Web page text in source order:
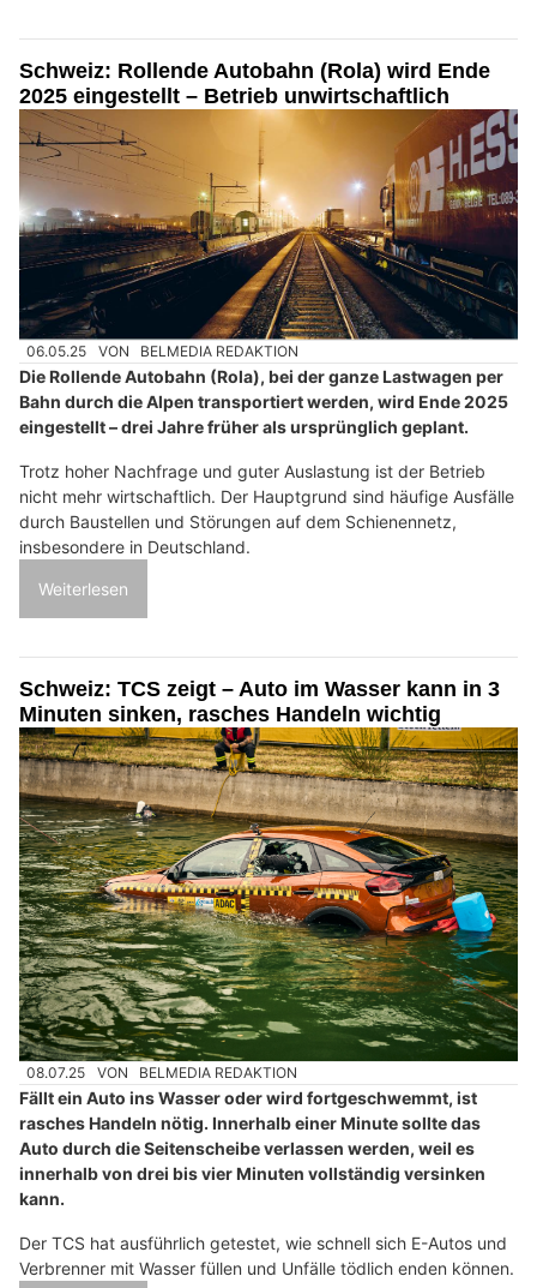
Schweiz: Rollende Autobahn (Rola) wird Ende
2025 eingestellt – Betrieb unwirtschaftlich
06.05.25 VON BELMEDIA REDAKTION
Die Rollende Autobahn (Rola), bei der ganze Lastwagen per
Bahn durch die Alpen transportiert werden, wird Ende 2025
eingestellt – drei Jahre früher als ursprünglich geplant.
Trotz hoher Nachfrage und guter Auslastung ist der Betrieb
nicht mehr wirtschaftlich. Der Hauptgrund sind häufige Ausfälle
durch Baustellen und Störungen auf dem Schienennetz,
insbesondere in Deutschland.
Weiterlesen
Schweiz: TCS zeigt – Auto im Wasser kann in 3
Minuten sinken, rasches Handeln wichtig
08.07.25 VON BELMEDIA REDAKTION
Fällt ein Auto ins Wasser oder wird fortgeschwemmt, ist
rasches Handeln nötig. Innerhalb einer Minute sollte das
Auto durch die Seitenscheibe verlassen werden, weil es
innerhalb von drei bis vier Minuten vollständig versinken
kann.
Der TCS hat ausführlich getestet, wie schnell sich E-Autos und
Verbrenner mit Wasser füllen und Unfälle tödlich enden können.